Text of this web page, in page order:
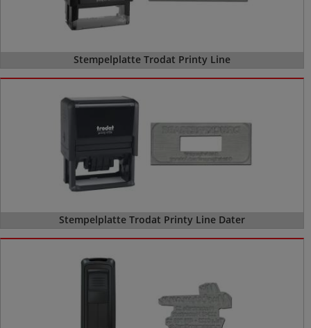
Stempelplatte Trodat Printy Line
Stempelplatte Trodat Printy Line Dater